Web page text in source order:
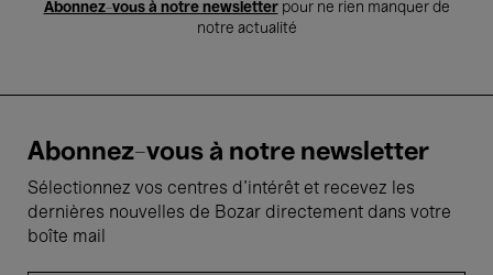
Abonnez-vous à notre newsletterpour ne rien manquer de
notre actualité
Abonnez-vous à notre newsletter
Sélectionnez vos centres d'intérêt et recevez les
dernières nouvelles de Bozar directement dans votre
boîte mail